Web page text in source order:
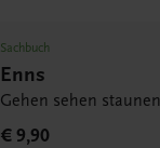
Sachbuch
Enns
Gehen sehen staunen
€ 9,90